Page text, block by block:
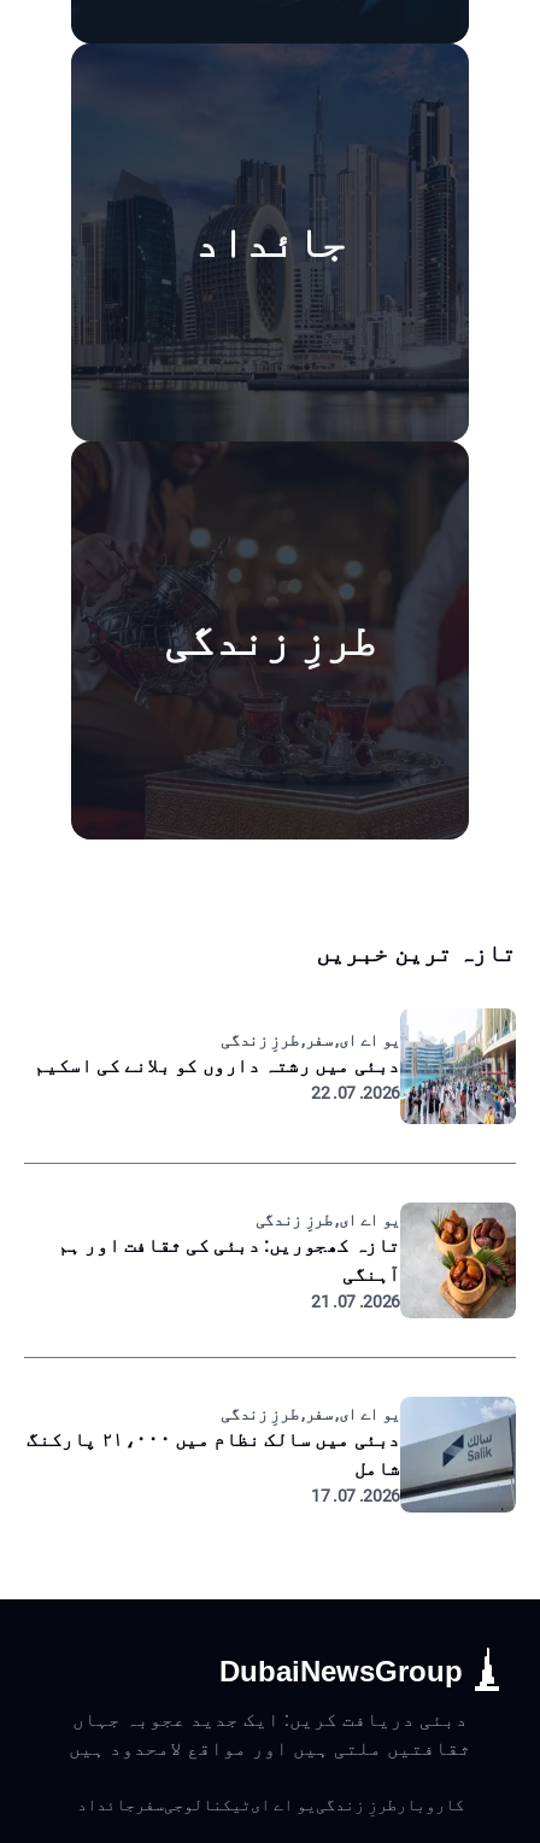
جائداد
طرزِ زندگی
تازہ ترین خبریں
یو اے ای, سفر, طرزِ زندگی
دبئی میں رشتہ داروں کو بلانے کی اسکیم
2026. 07. 22
یو اے ای, طرزِ زندگی
تازہ کھجوریں: دبئی کی ثقافت اور ہم
آہنگی
2026. 07. 21
یو اے ای, سفر, طرزِ زندگی
دبئی میں سالک نظام میں ۲۱،۰۰۰ پارکنگ
شامل
2026. 07. 17
DubaiNewsGroup
دبئی دریافت کریں: ایک جدید عجوبہ جہاں
ثقافتیں ملتی ہیں اور مواقع لامحدود ہیں
کاروبار طرزِ زندگی یو اے ایٹیکنالوجیسفر جائداد